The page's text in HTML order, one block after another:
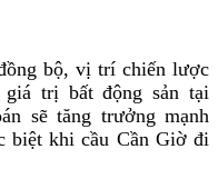
bộ, vị trí chiến lược
trị bất động sản tại
sẽ tăng trưởng mạnh
biệt khi cầu Cần Giờ đi